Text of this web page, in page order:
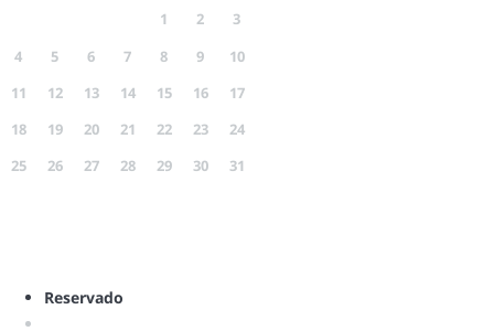
1 2
3
4
5 6 7 8 9
10
11
12 13 14 15 16
17
18
19 20 21 22 23
24
25
26 27 28 29 30 31
Reservado